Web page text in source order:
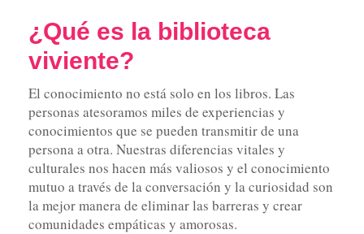
¿Qué es la biblioteca
viviente?
El conocimiento no está solo en los libros. Las
personas atesoramos miles de experiencias y
conocimientos que se pueden transmitir de una
persona a otra. Nuestras diferencias vitales y
culturales nos hacen más valiosos y el conocimiento
mutuo a través de la conversación y la curiosidad son
la mejor manera de eliminar las barreras y crear
comunidades empáticas y amorosas.